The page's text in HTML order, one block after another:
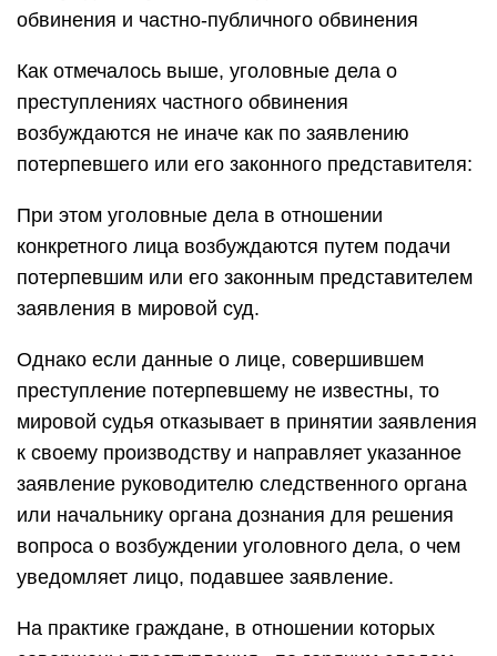
обвинения и частно-публичного обвинения
Как отмечалось выше, уголовные дела о
преступлениях частного обвинения
возбуждаются не иначе как по заявлению
потерпевшего или его законного представителя:
При этом уголовные дела в отношении
конкретного лица возбуждаются путем подачи
потерпевшим или его законным представителем
заявления в мировой суд.
Однако если данные о лице, совершившем
преступление потерпевшему не известны, то
мировой судья отказывает в принятии заявления
к своему производству и направляет указанное
заявление руководителю следственного органа
или начальнику органа дознания для решения
вопроса о возбуждении уголовного дела, о чем
уведомляет лицо, подавшее заявление.
На практике граждане, в отношении которых